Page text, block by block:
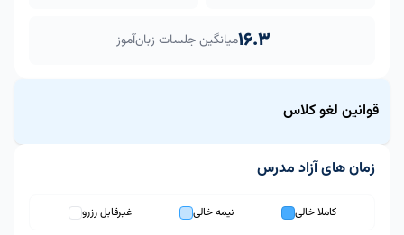
16.3میانگین جلسات زبان‌آموز
قوانین لغو کلاس
قاعده لغو کلاس برای این مدرس strict است.
اقدام
ساعت به زمان
ساعت به
ساعت به زمان
زمان های آزاد مدرس
کاملا خالی نیمه خالی غیرقابل رزرو